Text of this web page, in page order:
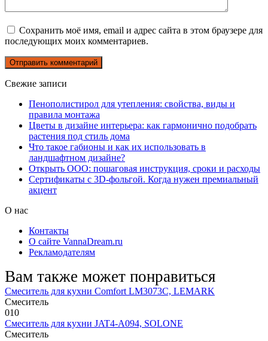
Сохранить моё имя, email и адрес сайта в этом браузере для
последующих моих комментариев.
Свежие записи
Пенополистирол для утепления: свойства, виды и
правила монтажа
Цветы в дизайне интерьера: как гармонично подобрать
растения под стиль дома
Что такое габионы и как их использовать в
ландшафтном дизайне?
Открыть ООО: пошаговая инструкция, сроки и расходы
Сертификаты с 3D-фольгой. Когда нужен премиальный
акцент
О нас
Контакты
О сайте VannaDream.ru
Рекламодателям
Вам также может понравиться
Смеситель для кухни Comfort LM3073C, LEMARK
Смеситель
010
Смеситель для кухни JAT4-A094, SOLONE
Смеситель